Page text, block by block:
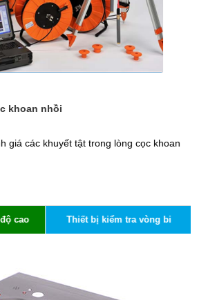
nhồi
các khuyết tật trong lòng cọc khoan
cao Thiết bị kiểm tra vòng bi